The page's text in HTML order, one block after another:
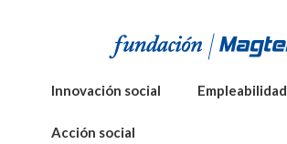
Innovación social Empleabilidad
Acción social